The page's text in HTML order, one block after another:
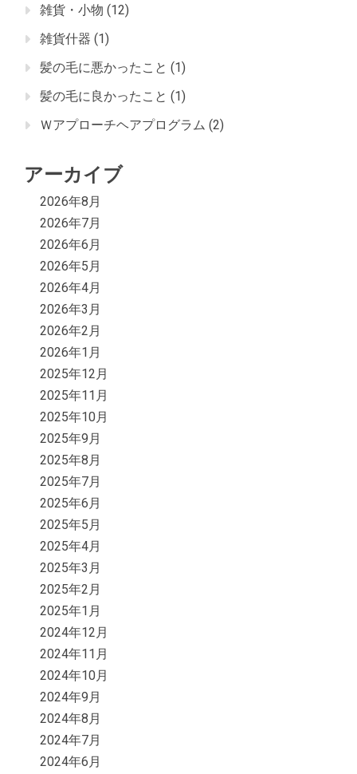
雑貨・小物 (12)
雑貨什器 (1)
髪の毛に悪かったこと (1)
髪の毛に良かったこと (1)
Ｗアプローチヘアプログラム (2)
アーカイブ
2026年8月
2026年7月
2026年6月
2026年5月
2026年4月
2026年3月
2026年2月
2026年1月
2025年12月
2025年11月
2025年10月
2025年9月
2025年8月
2025年7月
2025年6月
2025年5月
2025年4月
2025年3月
2025年2月
2025年1月
2024年12月
2024年11月
2024年10月
2024年9月
2024年8月
2024年7月
2024年6月